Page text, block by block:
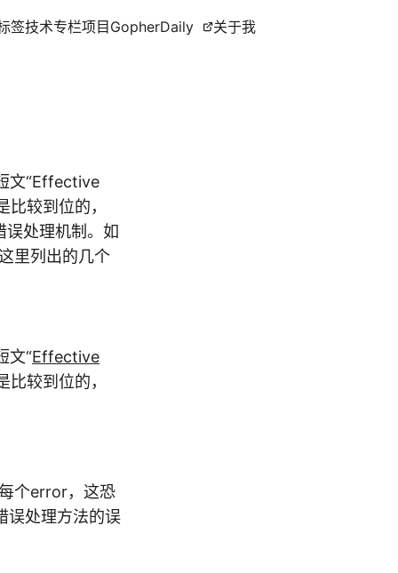
签技术专栏项目 GopherDaily 关于我
文“Effective
较到位的，
处理机制。如
里列出的几个
文“Effective
较到位的，
个error，这恐
误处理方法的误